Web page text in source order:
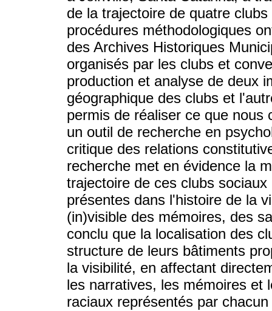
de la trajectoire de quatre
procédures méthodologiques
des Archives Historiques
organisés par les clubs et
production et analyse de deux
géographique des clubs et
permis de réaliser ce que nous
un outil de recherche en
critique des relations
recherche met en évidence la
trajectoire de ces clubs
présentes dans l'histoire de la
(in)visible des mémoires, des
conclu que la localisation des
structure de leurs bâtiments
la visibilité, en affectant
les narratives, les mémoires et
raciaux représentés par